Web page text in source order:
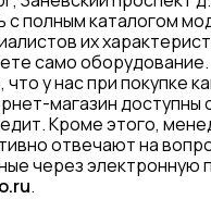
с полным каталогом
их
само оборудование.
у нас при покупке
магазин доступны
Кроме этого,
отвечают на
через электронную
.